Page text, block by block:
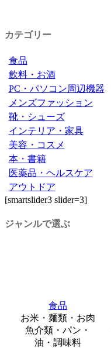
カテゴリー
食品
飲料・お酒
PC・パソコン周辺機器
メンズファッション
靴・シューズ
インテリア・家具
美容・コスメ
本・書籍
医薬品・ヘルスケア
アウトドア
[smartslider3 slider=3]
ジャンルで選ぶ
食品
お米・麺類・お肉
魚介類・パン・
油・調味料